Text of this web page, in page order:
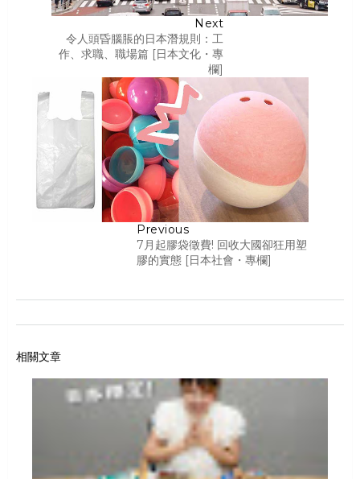
Next
令人頭昏腦脹的日本潛規則：工
作、求職、職場篇 [日本文化・專
欄]
Previous
7月起膠袋徵費! 回收大國卻狂用塑
膠的實態 [日本社會・專欄]
相關文章